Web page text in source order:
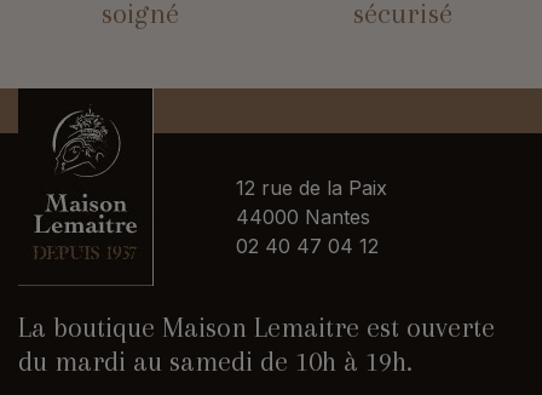
soigné sécurisé
12 rue de la Paix
44000 Nantes
02 40 47 04 12
La boutique Maison Lemaitre est ouverte
du mardi au samedi de 10h à 19h.